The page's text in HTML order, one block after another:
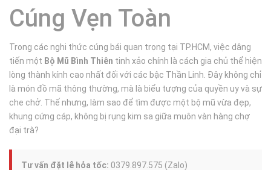
Cúng Vẹn Toàn
Trong các nghi thức cúng bái quan trọng tại TP.HCM, việc dâng
tiến một Bộ Mũ Bình Thiên tinh xảo chính là cách gia chủ thể hiện
lòng thành kính cao nhất đối với các bậc Thần Linh. Đây không chỉ
là món đồ mã thông thường, mà là biểu tượng của quyền uy và sự
che chở. Thế nhưng, làm sao để tìm được một bộ mũ vừa đẹp,
khung cứng cáp, không bị rụng kim sa giữa muôn vàn hàng chợ
đại trà?
Tư vấn đặt lễ hỏa tốc: 0379.897.575 (Zalo)